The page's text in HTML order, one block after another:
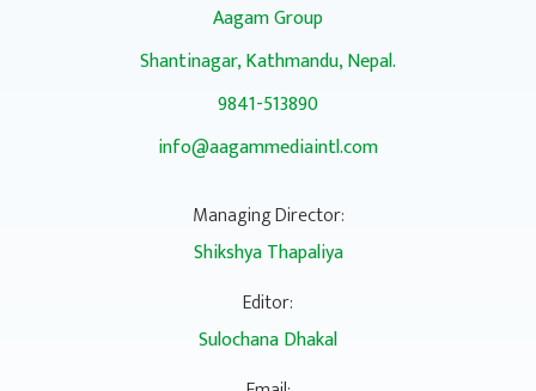
Aagam Group
Shantinagar, Kathmandu, Nepal.
9841-513890
info@aagammediaintl.com
Managing Director:
Shikshya Thapaliya
Editor:
Sulochana Dhakal